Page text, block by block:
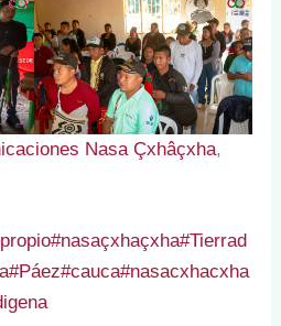
Nasa Çxhâçxha,
#nasaçxhaçxha#Tierrad
#Páez#cauca#nasacxhacxha